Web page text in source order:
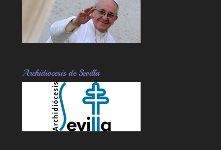
Archidiocesis de Sevilla